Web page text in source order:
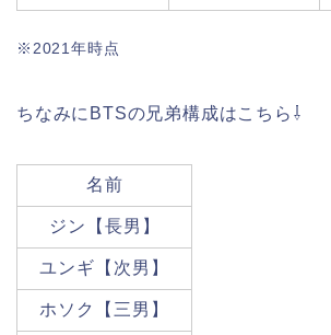
※2021年時点
ちなみにBTSの兄弟構成はこちら⇩
名前
ジン【長男】
ユンギ【次男】
ホソク【三男】